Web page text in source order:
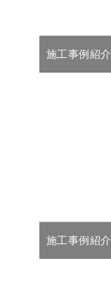
施工事例紹
施工事例紹